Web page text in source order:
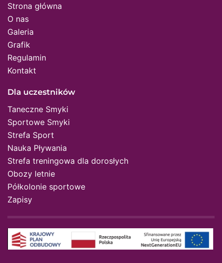
Strona główna
O nas
Galeria
Grafik
Regulamin
Kontakt
Dla uczestników
Taneczne Smyki
Sportowe Smyki
Strefa Sport
Nauka Pływania
Strefa treningowa dla dorosłych
Obozy letnie
Półkolonie sportowe
Zapisy